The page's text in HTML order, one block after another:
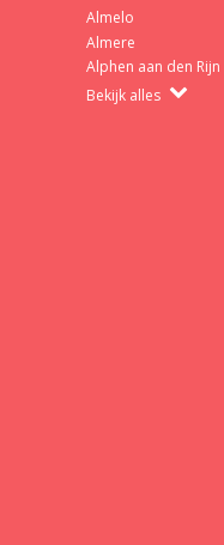
Almelo
Almere
Alphen aan den Rijn
Bekijk alles